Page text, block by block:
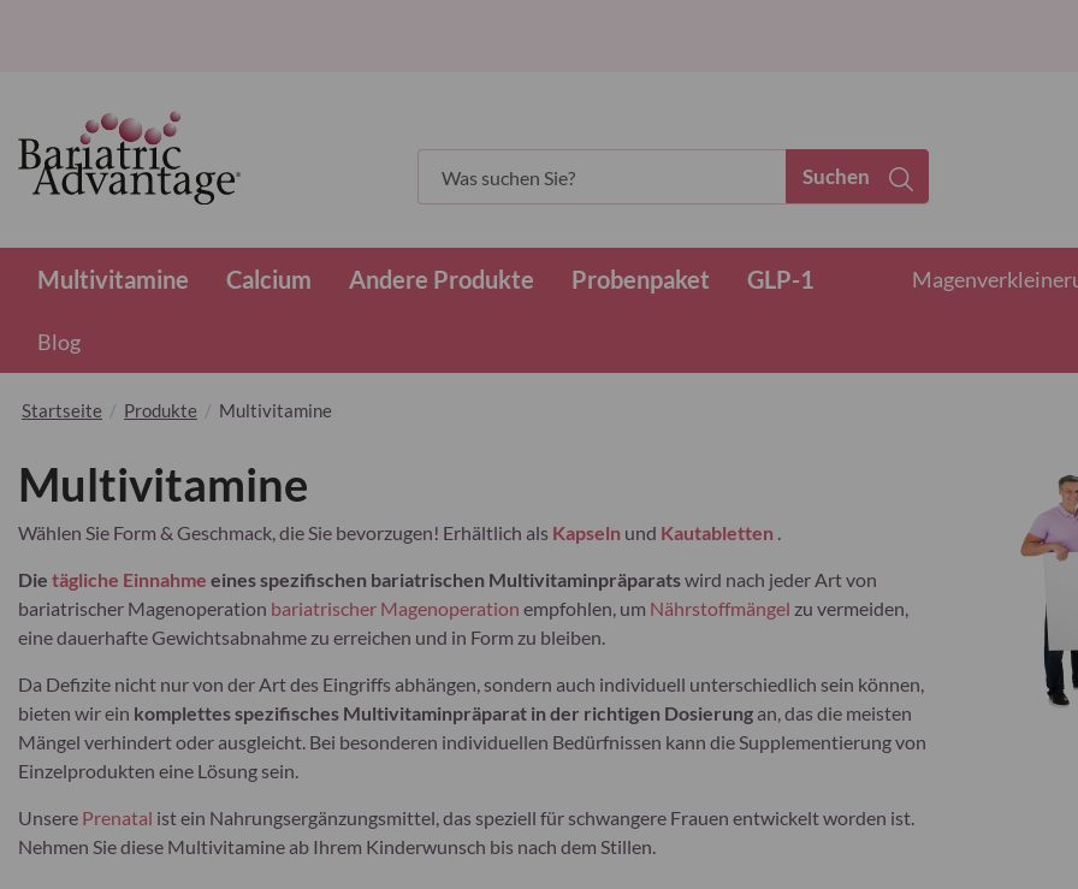
Suchen
Suchen
Multivitamine Calcium Andere Produkte Probenpaket GLP-1
Blog
Startseite Produkte Multivitamine
Multivitamine
Wählen Sie Form & Geschmack, die Sie bevorzugen! Erhältlich als Kapseln und Kautabletten .
Die tägliche Einnahme eines spezifischen bariatrischen Multivitaminpräparatswird nach jeder Art von
bariatrischer Magenoperation bariatrischer Magenoperation empfohlen, um Nährstoffmängel zu vermeiden,
eine dauerhafte Gewichtsabnahme zu erreichen und in Form zu bleiben.
Da Defizite nicht nur von der Art des Eingriffs abhängen, sondern auch individuell unterschiedlich sein können,
bieten wir ein komplettes spezifisches Multivitaminpräparat in der richtigen Dosierung an, das die meisten
Mängel verhindert oder ausgleicht. Bei besonderen individuellen Bedürfnissen kann die Supplementierung von
Einzelprodukten eine Lösung sein.
Unsere Prenatal ist ein Nahrungsergänzungsmittel, das speziell für schwangere Frauen entwickelt worden ist.
Nehmen Sie diese Multivitamine ab Ihrem Kinderwunsch bis nach dem Stillen.